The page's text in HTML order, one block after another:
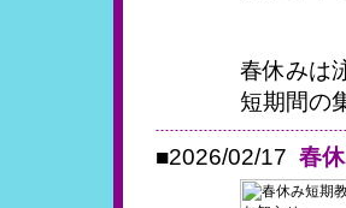
春休みは
短期間の
■2026/02/17 春